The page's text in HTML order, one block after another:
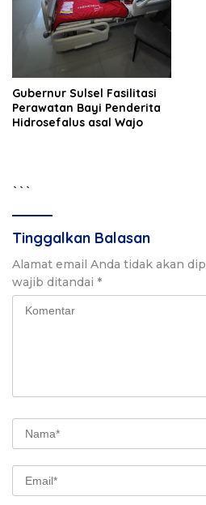
Gubernur Sulsel Fasilitasi
Perawatan Bayi Penderita
Hidrosefalus asal Wajo
```
Tinggalkan Balasan
Alamat email Anda tidak akan
wajib ditandai *